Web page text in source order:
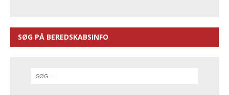
SØG PÅ BEREDSKABSINFO